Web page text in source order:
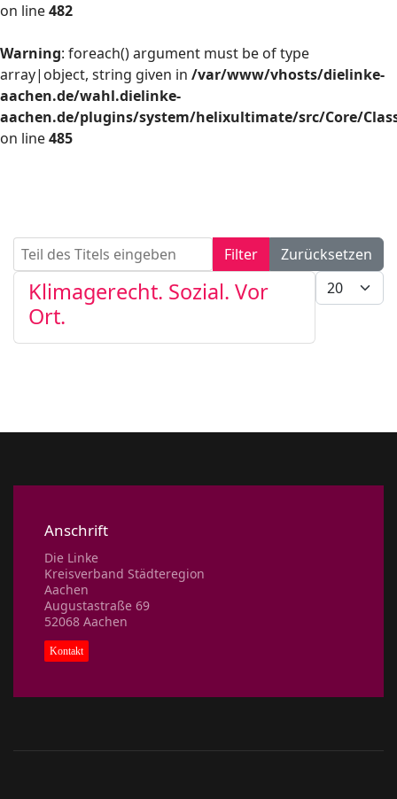
on line482
Warning: foreach() argument must be of type
array|object, string given in /var/www/vhosts/dielinke-
aachen.de/wahl.dielinke-
aachen.de/plugins/system/helixultimate/src/Core/
on line485
Teil des Titels eingeben Filter
Zurücksetzen
Anzeige #
Klimagerecht. Sozial. Vor
Ort.
Anschrift
Die Linke
Kreisverband Städteregion
Aachen
Augustastraße 69
52068 Aachen
Kontakt